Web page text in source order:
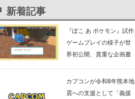
新着記事
『ぽこ あ ポケモン』試作
ゲームプレイの様子が世
界初公開、貴重な企画書
ームフリーク・大森滋氏
が開発秘話を語る動画が
カプコンが令和8年熊本地
震への支援として「義援